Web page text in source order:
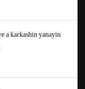
a ƙarƙashin yanayin